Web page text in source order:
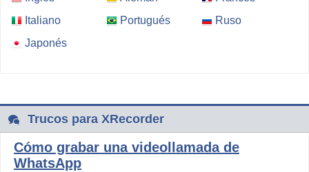
Italiano
Portugués
Ruso
Japonés
Trucos para XRecorder
Cómo grabar una videollamada de
WhatsApp